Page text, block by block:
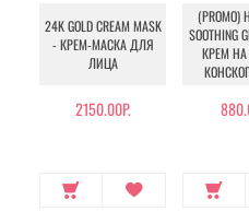
24K GOLD CREAM MASK
- КРЕМ-МАСКА ДЛЯ
ЛИЦА
2150.00Р.
(PROMO)
SOOTHING
КРЕМ